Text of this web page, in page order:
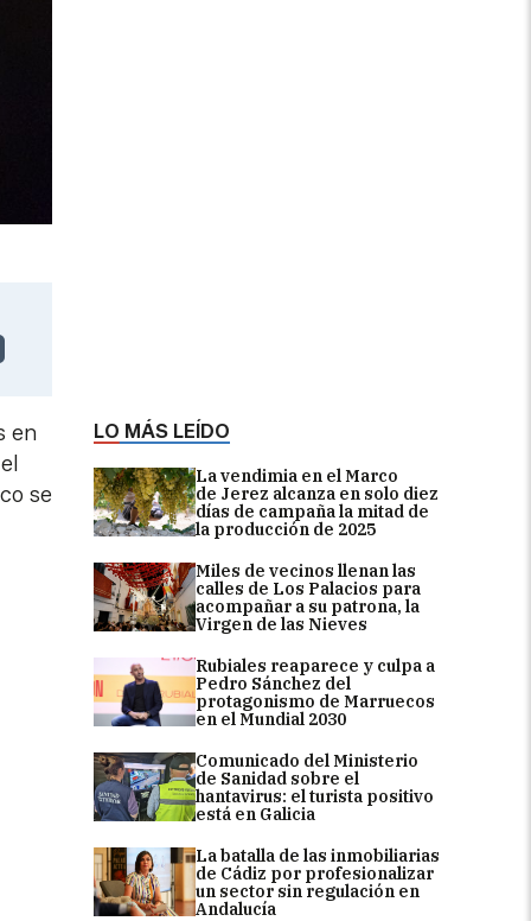
LO MÁS LEÍDO
La vendimia en el Marco
de Jerez alcanza en solo diez
días de campaña la mitad de
la producción de 2025
Miles de vecinos llenan las
calles de Los Palacios para
acompañar a su patrona, la
Virgen de las Nieves
Rubiales reaparece y culpa a
Pedro Sánchez del
protagonismo de Marruecos
en el Mundial 2030
Comunicado del Ministerio
de Sanidad sobre el
hantavirus: el turista positivo
está en Galicia
La batalla de las inmobiliarias
de Cádiz por profesionalizar
un sector sin regulación en
Andalucía
en
se